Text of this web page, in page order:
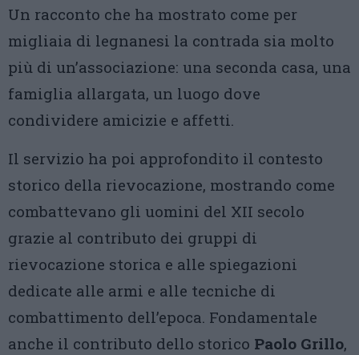
Un racconto che ha mostrato come per
migliaia di legnanesi la contrada sia molto
più di un’associazione: una seconda casa, una
famiglia allargata, un luogo dove
condividere amicizie e affetti.
Il servizio ha poi approfondito il contesto
storico della rievocazione, mostrando come
combattevano gli uomini del XII secolo
grazie al contributo dei gruppi di
rievocazione storica e alle spiegazioni
dedicate alle armi e alle tecniche di
combattimento dell’epoca. Fondamentale
anche il contributo dello storico Paolo Grillo,